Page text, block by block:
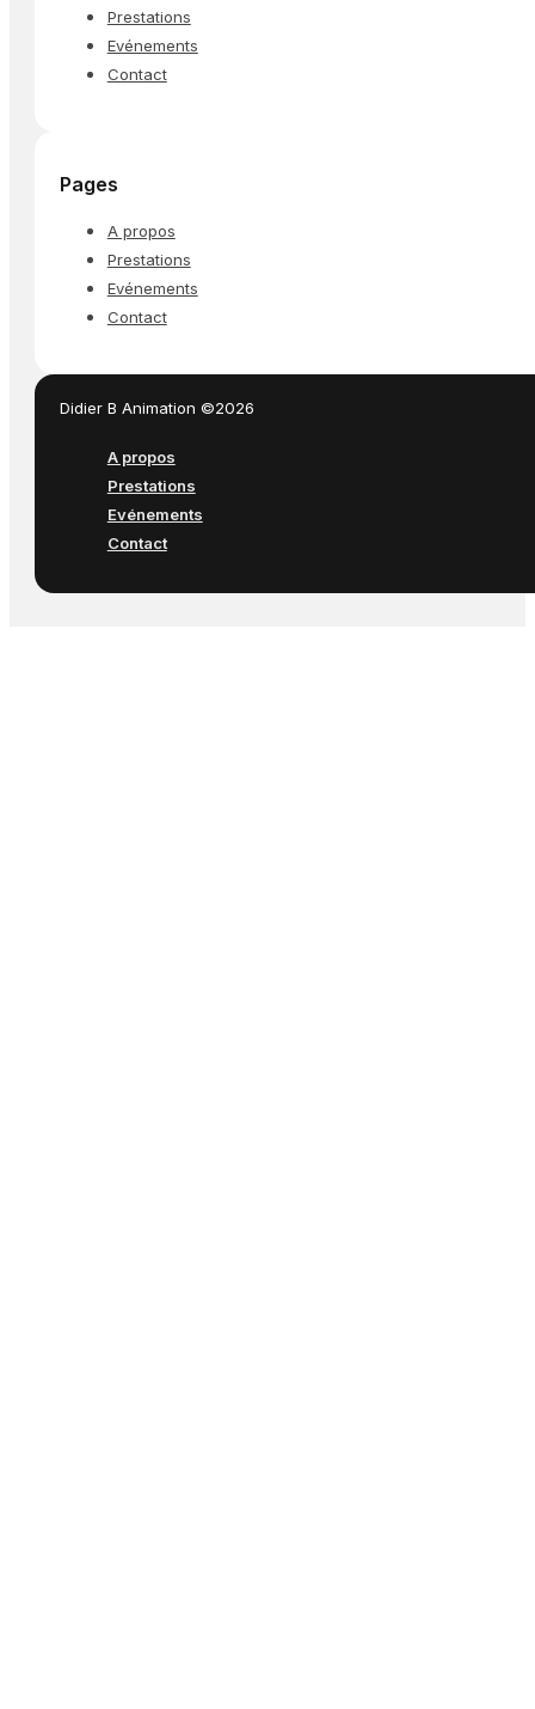
Prestations
Evénements
Contact
Pages
A propos
Prestations
Evénements
Contact
Didier B Animation ©2026
A propos
Prestations
Evénements
Contact